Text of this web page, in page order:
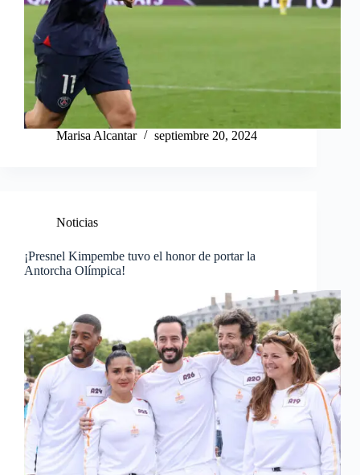
Marisa Alcantar septiembre 20, 2024
Noticias
¡Presnel Kimpembe tuvo el honor de portar la
Antorcha Olímpica!